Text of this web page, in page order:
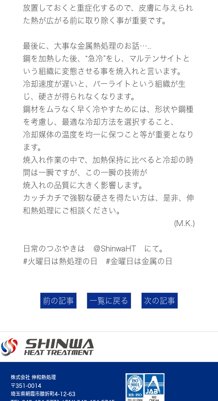
放置しておくと重症化するので、皮膚に与えられ
た熱が広がる前に取り除く事が重要です。
最後に、大事な金属熱処理のお話…..
鋼を加熱した後、“急冷”をし、マルテンサイトと
いう組織に変態させる事を焼入れと言います。
冷却速度が遅いと、パーライトという組織が生
じ、硬さが得られなくなります。
鋼材をムラなく早く冷やすためには、形状や鋼種
を考慮し、最適な冷却方法を選択すること、
冷却媒体の温度を均一に保つこと等が重要となり
ます。
焼入れ作業の中で、加熱保持に比べると冷却の時
間は一瞬ですが、この一瞬の技術が
焼入れの品質に大きく影響します。
カッチカチで強靭な硬さを得たい方は、是非、伸
和熱処理にご相談ください。
(M.K.)
日常のつぶやきは ＠ShinwaHT にて。
#火曜日は熱処理の日 #金曜日は金属の日
前の記事 一覧に戻る 次の記事
株式会社 伸和熱処理
〒351-0014
埼玉県朝霞市膝折町4-12-63